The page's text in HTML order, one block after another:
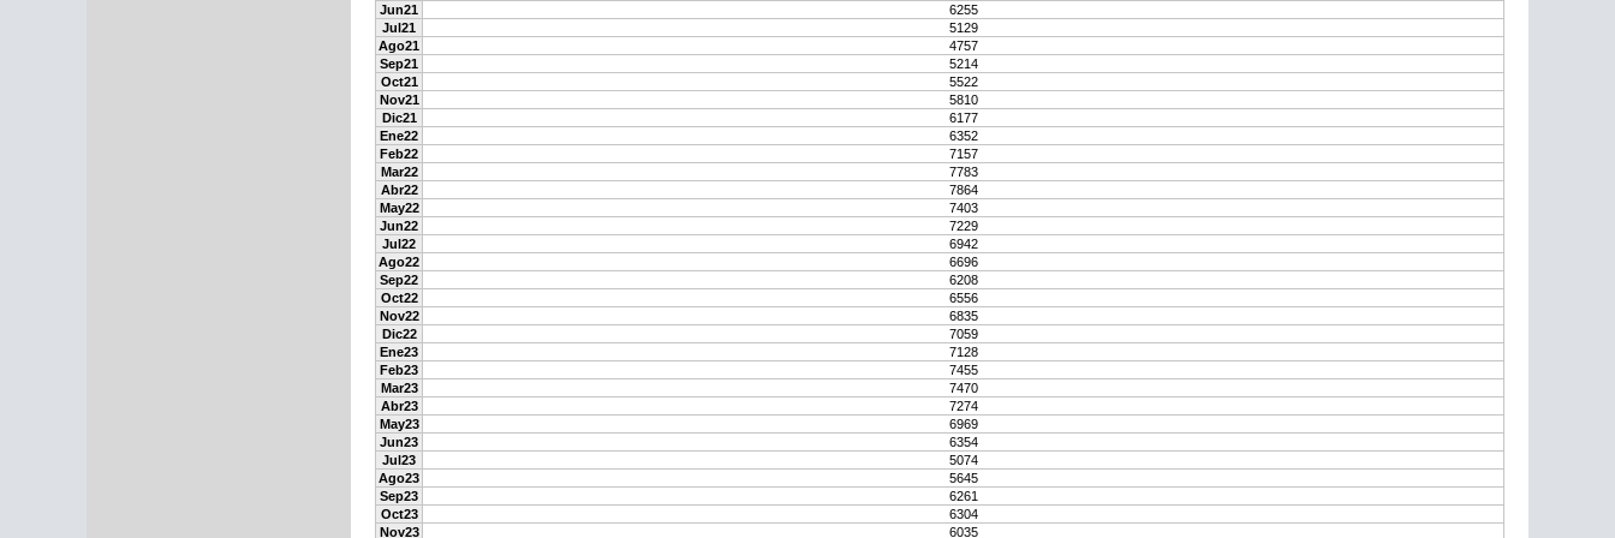
Jun21
6255
Jul21
5129
Ago21
4757
Sep21
5214
Oct21
5522
Nov21
5810
Dic21
6177
Ene22
6352
Feb22
7157
Mar22
7783
Abr22
7864
May22
7403
Jun22
7229
Jul22
6942
Ago22
6696
Sep22
6208
Oct22
6556
Nov22
6835
Dic22
7059
Ene23
7128
Feb23
7455
Mar23
7470
Abr23
7274
May23
6969
Jun23
6354
Jul23
5074
Ago23
5645
Sep23
6261
Oct23
6304
Nov23
6035